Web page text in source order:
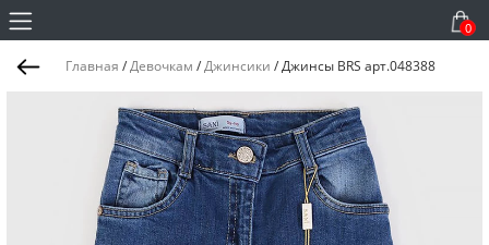
0
Главная /Девочкам /Джинсики /Джинсы BRS арт.048388